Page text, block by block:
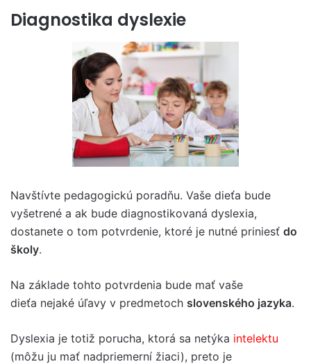
Diagnostika dyslexie
Navštívte pedagogickú poradňu. Vaše dieťa bude
vyšetrené a ak bude diagnostikovaná dyslexia,
dostanete o tom potvrdenie, ktoré je nutné priniesť do
školy.
Na základe tohto potvrdenia bude mať vaše
dieťa nejaké úľavy v predmetoch slovenského jazyka.
Dyslexia je totiž porucha, ktorá sa netýka intelektu
(môžu ju mať nadpriemerní žiaci), preto je